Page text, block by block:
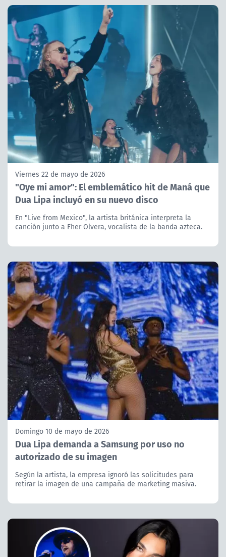
Viernes 22 de mayo de 2026
"Oye mi amor": El emblemático hit de Maná que
Dua Lipa incluyó en su nuevo disco
En "Live from Mexico", la artista británica interpreta la
canción junto a Fher Olvera, vocalista de la banda azteca.
Domingo 10 de mayo de 2026
Dua Lipa demanda a Samsung por uso no
autorizado de su imagen
Según la artista, la empresa ignoró las solicitudes para
retirar la imagen de una campaña de marketing masiva.